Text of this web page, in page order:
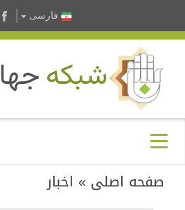
فارسى
صفحه اصلی » اخبار